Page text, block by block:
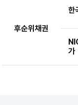
후순위채권
한
가